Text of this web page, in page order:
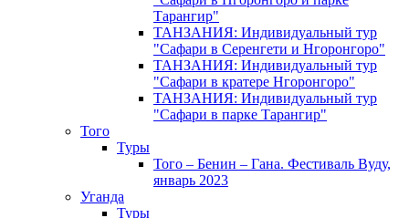
Тарангир"
ТАНЗАНИЯ: Индивидуальный тур
"Сафари в Серенгети и Нгоронгоро"
ТАНЗАНИЯ: Индивидуальный тур
"Сафари в кратере Нгоронгоро"
ТАНЗАНИЯ: Индивидуальный тур
"Сафари в парке Тарангир"
Того
Туры
Того – Бенин – Гана. Фестиваль Вуду,
январь 2023
Уганда
Туры